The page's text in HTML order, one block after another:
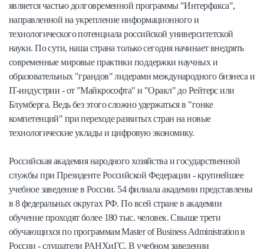
является частью долговременной программы "Интерфакса",
направленной на укрепление информационного и
технологического потенциала российской университетской
науки. По сути, наша страна только сегодня начинает внедрять
современные мировые практики поддержки научных и
образовательных "грандов" лидерами международного бизнеса и
IT-индустрии - от "Майкрософта" и "Оракл" до Рейтерс или
Блумберга. Ведь без этого сложно удержаться в "гонке
компетенций" при переходе развитых стран на новые
технологические уклады и цифровую экономику.
Российская академия народного хозяйства и государственной
службы при Президенте Российской Федерации - крупнейшее
учебное заведение в России. 54 филиала академии представлены
в 8 федеральных округах РФ. По всей стране в академии
обучение проходят более 180 тыс. человек. Свыше трети
обучающихся по программам Master of Business Administration в
России - слушатели РАНХиГС. В учебном заведении